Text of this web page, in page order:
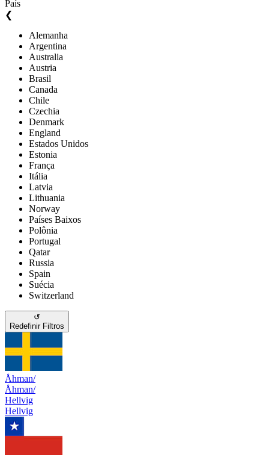
País
❮
Alemanha
Argentina
Australia
Austria
Brasil
Canada
Chile
Czechia
Denmark
England
Estados Unidos
Estonia
França
Itália
Latvia
Lithuania
Norway
Países Baixos
Polônia
Portugal
Qatar
Russia
Spain
Suécia
Switzerland
↺
Redefinir Filtros
Åhman/
Åhman/
Hellvig
Hellvig